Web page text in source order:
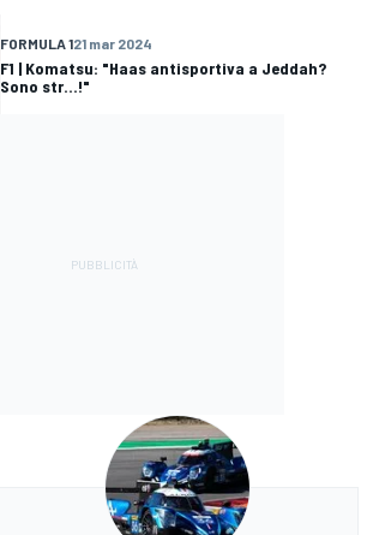
FORMULA 121 mar 2024
F1 | Komatsu: "Haas antisportiva a Jeddah?
Sono str...!"